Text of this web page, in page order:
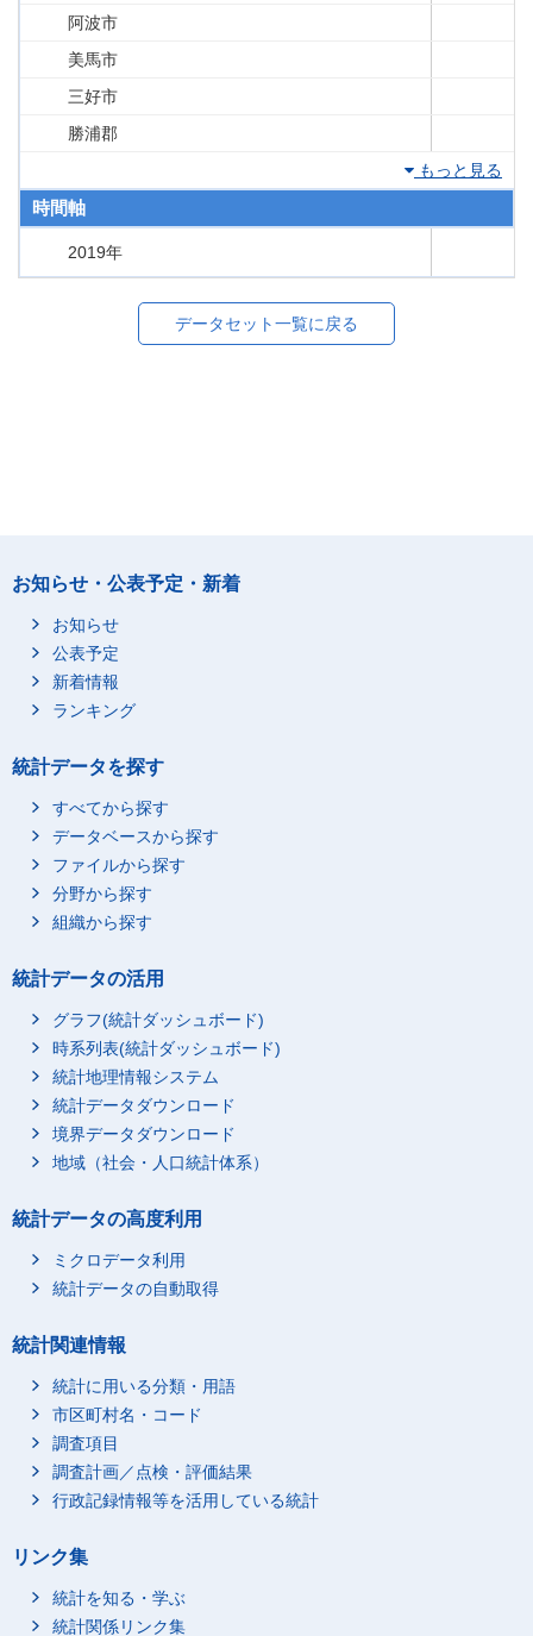
阿波市
美馬市
三好市
勝浦郡
もっと見る
時間軸
2019年
データセット一覧に戻る
お知らせ・公表予定・新着
お知らせ
公表予定
新着情報
ランキング
統計データを探す
すべてから探す
データベースから探す
ファイルから探す
分野から探す
組織から探す
統計データの活用
グラフ(統計ダッシュボード)
時系列表(統計ダッシュボード)
統計地理情報システム
統計データダウンロード
境界データダウンロード
地域（社会・人口統計体系）
統計データの高度利用
ミクロデータ利用
統計データの自動取得
統計関連情報
統計に用いる分類・用語
市区町村名・コード
調査項目
調査計画／点検・評価結果
行政記録情報等を活用している統計
リンク集
統計を知る・学ぶ
統計関係リンク集